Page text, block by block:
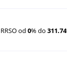
RRSO od0% do311.74